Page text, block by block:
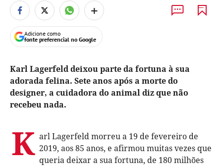
+
Adicione como
fonte preferencial no Google
Karl Lagerfeld deixou parte da fortuna à sua
adorada felina. Sete anos após a morte do
designer, a cuidadora do animal diz que não
recebeu nada.
K arl Lagerfeld morreu a 19 de fevereiro de
2019, aos 85 anos, e afirmou muitas vezes que
queria deixar a sua fortuna, de 180 milhões